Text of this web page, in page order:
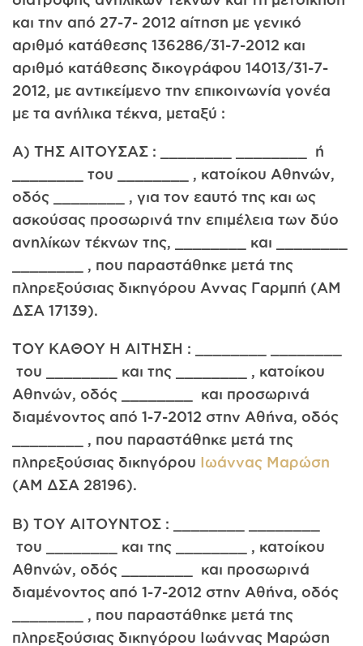
και την από 27-7- 2012 αίτηση με γενικό
αριθμό κατάθεσης 136286/31-7-2012 και
αριθμό κατάθεσης δικογράφου 14013/31-7-
2012, με αντικείμενο την επικοινωνία γονέα
με τα ανήλικα τέκνα, μεταξύ :
Α) ΤΗΣ ΑΙΤΟΥΣΑΣ : ________ ________ ή
________ του ________ , κατοίκου Αθηνών,
οδός ________ , για τον εαυτό της και ως
ασκούσας προσωρινά την επιμέλεια των δύο
ανηλίκων τέκνων της, ________ και ________
________ , που παραστάθηκε μετά της
πληρεξούσιας δικηγόρου Αννας Γαρμπή (AM
ΔΣΑ 17139).
ΤΟΥ ΚΑΘΟΥ Η ΑΙΤΗΣΗ : ________ ________
του ________ και της ________ , κατοίκου
Αθηνών, οδός ________ και προσωρινά
διαμένοντος από 1-7-2012 στην Αθήνα, οδός
________ , που παραστάθηκε μετά της
πληρεξούσιας δικηγόρου Ιωάννας Μαρώση
(AM ΔΣΑ 28196).
Β) ΤΟΥ ΑΙΤΟΥΝΤΟΣ : ________ ________
του ________ και της ________ , κατοίκου
Αθηνών, οδός ________ και προσωρινά
διαμένοντος από 1-7-2012 στην Αθήνα, οδός
________ , που παραστάθηκε μετά της
πληρεξούσιας δικηγόρου Ιωάννας Μαρώση